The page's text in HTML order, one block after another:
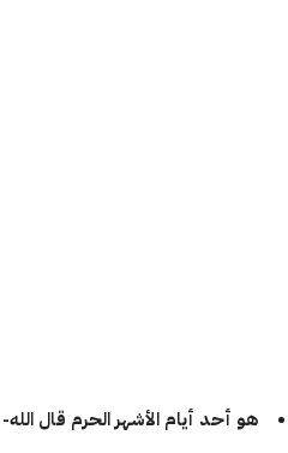
هو أحد أيام الأشهر الحرم قال